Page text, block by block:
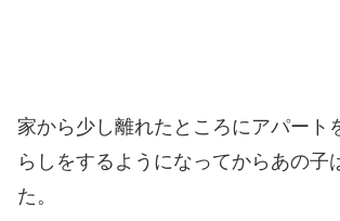
家から少し離れたところにアパート
らしをするようになってからあの子
た。